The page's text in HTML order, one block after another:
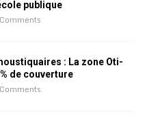
publique
: La zone Oti-
de couverture